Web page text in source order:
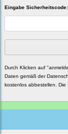
Eingabe
Durch Klicken auf
Daten gemäß der
kostenlos abbestellen.